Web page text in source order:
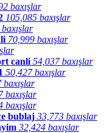
baxışlar
105,085 baxışlar
70,999 baxışlar
canli 54,037 baxışlar
50,427 baxışlar
baxışlar
baxışlar
baxışlar
bublaj 33,773 baxışlar
32,424 baxışlar